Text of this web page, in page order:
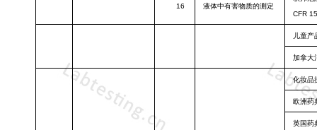
16 液体中有害物质的测定
CFR
儿童产
加拿大
化妆品
欧洲药
英国药